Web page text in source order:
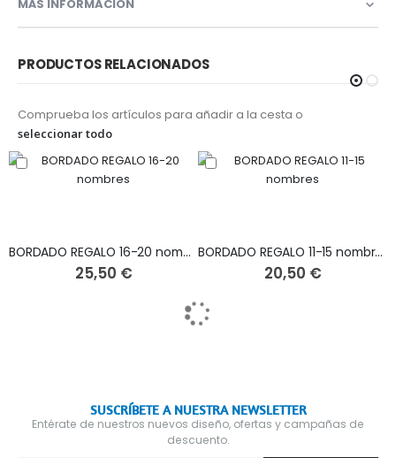
MÁS INFORMACIÓN
PRODUCTOS RELACIONADOS
Comprueba los artículos para añadir a la cesta o
seleccionar todo
BORDADO REGALO 16-20 nombres
25,50 €
BORDADO REGALO 11-15 nombres
20,50 €
SUSCRÍBETE A NUESTRA NEWSLETTER
Entérate de nuestros nuevos diseño, ofertas y campañas de
descuento.